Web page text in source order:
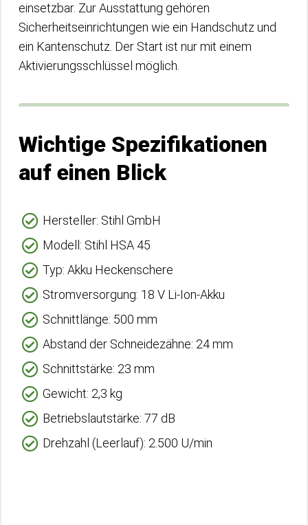
einsetzbar. Zur Ausstattung gehören
Sicherheitseinrichtungen wie ein Handschutz und
ein Kantenschutz. Der Start ist nur mit einem
Aktivierungsschlüssel möglich.
Wichtige Spezifikationen
auf einen Blick
Hersteller: Stihl GmbH
Modell: Stihl HSA 45
Typ: Akku Heckenschere
Stromversorgung: 18 V Li-Ion-Akku
Schnittlänge: 500 mm
Abstand der Schneidezähne: 24 mm
Schnittstärke: 23 mm
Gewicht: 2,3 kg
Betriebslautstärke: 77 dB
Drehzahl (Leerlauf): 2.500 U/min